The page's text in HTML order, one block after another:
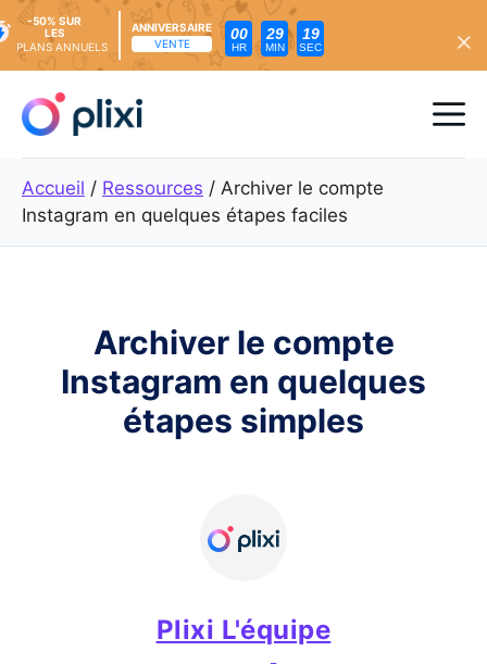
content
-50% SUR
LES
PLANS ANNUELS
ANNIVERSAIRE
VENTE
00
HR
29
MIN
17
SEC
Accueil / Ressources / Archiver le compte
Instagram en quelques étapes faciles
Archiver le compte
Instagram en quelques
étapes simples
Plixi L'équipe